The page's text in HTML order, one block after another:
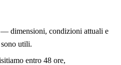
— dimensioni, condizioni attuali e
utili.
entro 48 ore,